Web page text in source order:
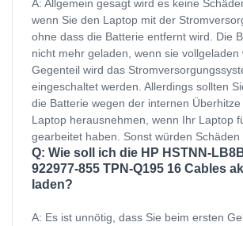
A: Allgemein gesagt wird es keine
wenn Sie den Laptop mit der
ohne dass die Batterie entfernt wird. Die
nicht mehr geladen, wenn sie vollgeladen
Gegenteil wird das
eingeschaltet werden. Allerdings sollten
die Batterie wegen der internen
Laptop herausnehmen, wenn Ihr Laptop
gearbeitet haben. Sonst würden Schäden
Q: Wie soll ich die HP HSTNN-
922977-855 TPN-Q195 16 Cables
laden?
A: Es ist unnötig, dass Sie beim ersten